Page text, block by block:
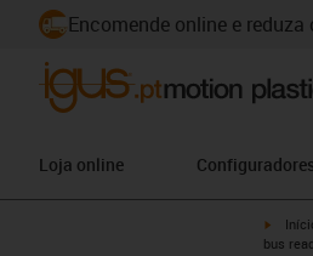
Encomende online e
Loja online
igus-
bus